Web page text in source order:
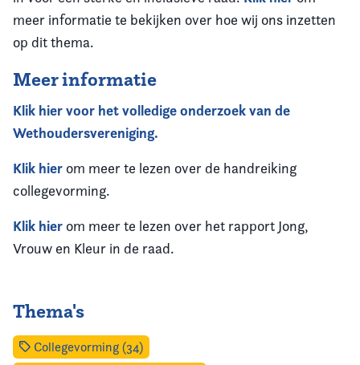
meer informatie te bekijken over hoe wij ons inzetten
op dit thema.
Meer informatie
Klik hier voor het volledige onderzoek van de
Wethoudersvereniging.
Klik hier om meer te lezen over de handreiking
collegevorming.
Klik hier om meer te lezen over het rapport Jong,
Vrouw en Kleur in de raad.
Thema's
Collegevorming (34)